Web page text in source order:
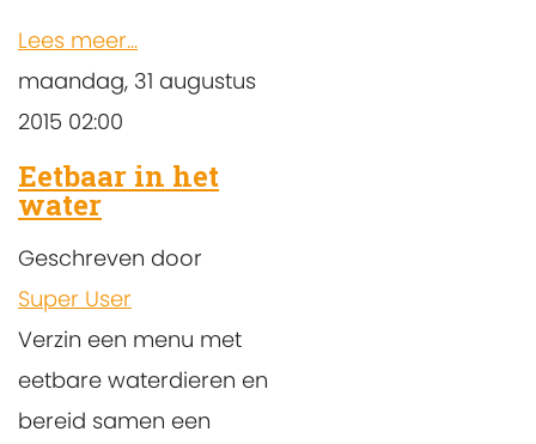
Lees meer...
maandag, 31 augustus
2015 02:00
Eetbaar in het
water
Geschreven door
Super User
Verzin een menu met
eetbare waterdieren en
bereid samen een